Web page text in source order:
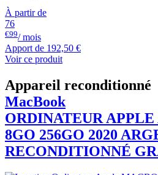
À partir de
76
€99/ mois
Apport de 192,50 €
Voir ce produit
Appareil reconditionné
MacBook
ORDINATEUR APPLE
8GO 256GO 2020
RECONDITIONNÉ